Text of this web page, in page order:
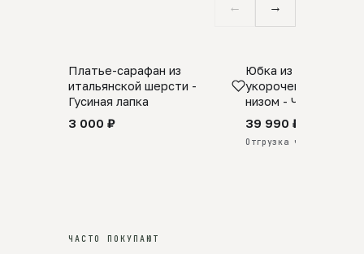
← →
SALE
Платье-сарафан из
итальянской шерсти -
Гусиная лапка
3 000 ₽
ПРЕДЗАКАЗ
Юбка из
укороченная с
низом - Черный
39 990 ₽
Отгрузка через 25 дней
ЧАСТО ПОКУПАЮТ